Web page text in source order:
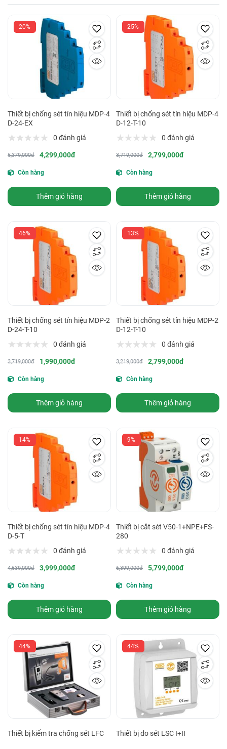
20%
Thiết bị chống sét tín hiệu MDP-4
D-24-EX
0 đánh giá
5,379,000đ 4,299,000đ
Còn hàng
Thêm giỏ hàng
25%
Thiết bị chống sét tín hiệu MDP-4
D-12-T-10
0 đánh giá
3,719,000đ 2,799,000đ
Còn hàng
Thêm giỏ hàng
46%
Thiết bị chống sét tín hiệu MDP-2
D-24-T-10
0 đánh giá
3,719,000đ 1,990,000đ
Còn hàng
Thêm giỏ hàng
13%
Thiết bị chống sét tín hiệu MDP-2
D-12-T-10
0 đánh giá
3,219,000đ 2,799,000đ
Còn hàng
Thêm giỏ hàng
14%
Thiết bị chống sét tín hiệu MDP-4
D-5-T
0 đánh giá
4,639,000đ 3,999,000đ
Còn hàng
Thêm giỏ hàng
9%
Thiết bị cắt sét V50-1+NPE+FS-
280
0 đánh giá
6,399,000đ 5,799,000đ
Còn hàng
Thêm giỏ hàng
44%
Thiết bị kiểm tra chống sét LFC
44%
Thiết bị đo sét LSC I+II